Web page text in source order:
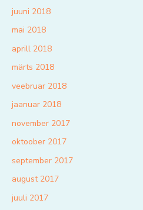
juuni 2018
mai 2018
aprill 2018
märts 2018
veebruar 2018
jaanuar 2018
november 2017
oktoober 2017
september 2017
august 2017
juuli 2017